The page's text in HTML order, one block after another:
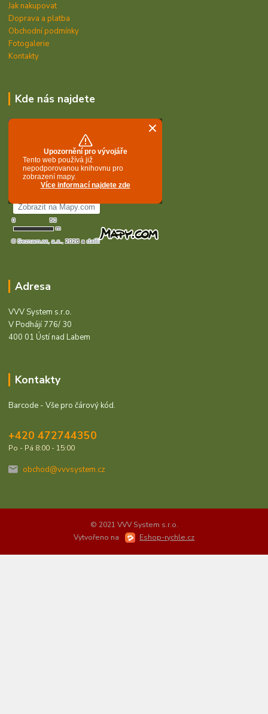
Jak nakupovat
Doprava a platba
Obchodní podmínky
Fotogalerie
Kontakty
Kde nás najdete
Adresa
VVV System s.r.o.
V Podhájí 776/ 30
400 01 Ústí nad Labem
Kontakty
Barcode - Vše pro čárový kód.
+420 472744350
Po - Pá 8:00 - 15:00
obchod@vvvsystem.cz
© 2021 VVV System s.r.o.
Vytvořeno na
Eshop-rychle.cz